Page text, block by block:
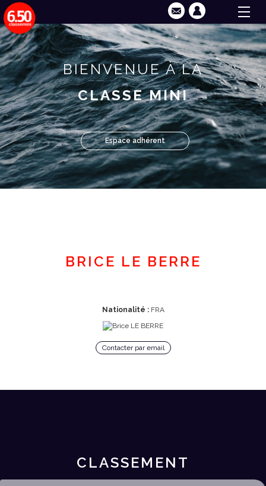
BIENVENUE À LA
CLASSE MINI
Espace adhérent
BRICE LE BERRE
Nationalité :FRA
Contacter par email
CLASSEMENT